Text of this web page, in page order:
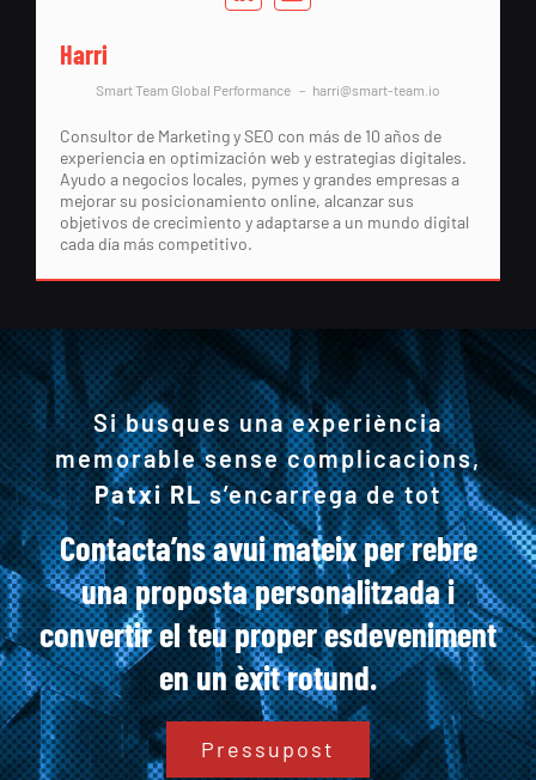
Harri
Smart Team Global Performance – harri@smart-team.io
Consultor de Marketing y SEO con más de 10 años de
experiencia en optimización web y estrategias digitales.
Ayudo a negocios locales, pymes y grandes empresas a
mejorar su posicionamiento online, alcanzar sus
objetivos de crecimiento y adaptarse a un mundo digital
cada día más competitivo.
Si busques una experiència
memorable sense complicacions,
Patxi RLs’encarrega de tot
Contacta’ns avui mateix per rebre
una proposta personalitzada i
convertir el teu proper esdeveniment
en un èxit rotund.
Pressupost